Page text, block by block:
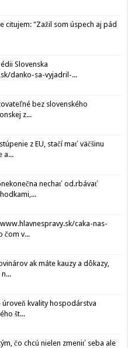
citujem: "Zažil som úspech aj pád
Slovenska
danko-sa-vyjadril-...
bez slovenského
z...
z EU, stačí mať väčšinu
a...
nechať od.rbávať
caka-nas-
čom v...
ak máte kauzy a dôkazy,
úroveň kvality hospodárstva
št...
čo chcú nielen zmeniť seba ale